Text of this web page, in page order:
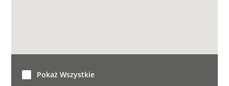
Pokaż Wszystkie